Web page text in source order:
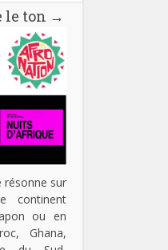
le ton →
résonne sur
continent
ou en
Ghana,